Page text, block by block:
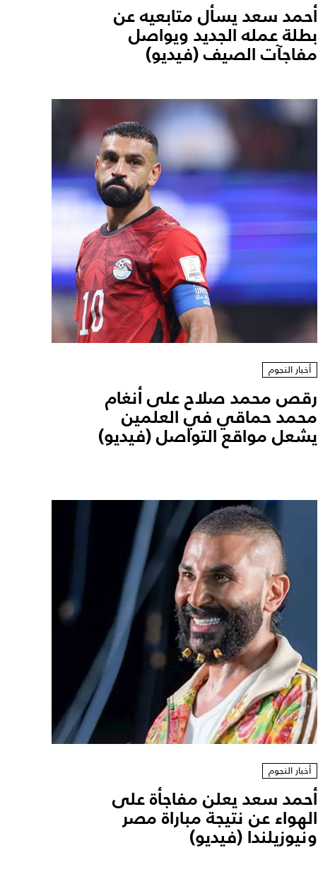
أحمد سعد يسأل متابعيه عن
بطلة عمله الجديد ويواصل
مفاجآت الصيف (فيديو)
أخبار النجوم
رقص محمد صلاح على أنغام
محمد حماقي في العلمين
يشعل مواقع التواصل (فيديو)
أخبار النجوم
أحمد سعد يعلن مفاجأة على
الهواء عن نتيجة مباراة مصر
ونيوزيلندا (فيديو)